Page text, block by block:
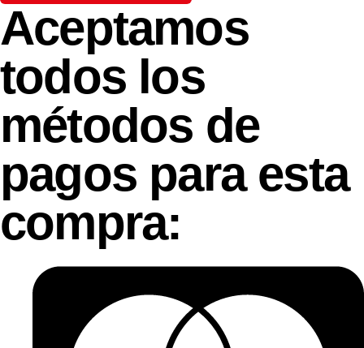
Aceptamos
todos los
métodos de
pagos para esta
compra: